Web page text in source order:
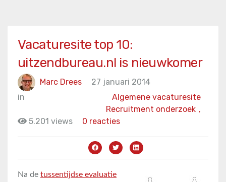
Vacaturesite top 10:
uitzendbureau.nl is nieuwkomer
Marc Drees
27 januari 2014
in
Algemene vacaturesite
Recruitment onderzoek ,
5.201 views
0 reacties
Na de tussentijdse evaluatie